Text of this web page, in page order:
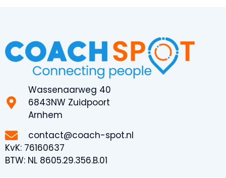
Wassenaarweg 40
6843NW Zuidpoort
Arnhem
contact@coach-spot.nl
KvK: 76160637
BTW: NL 8605.29.356.B.01